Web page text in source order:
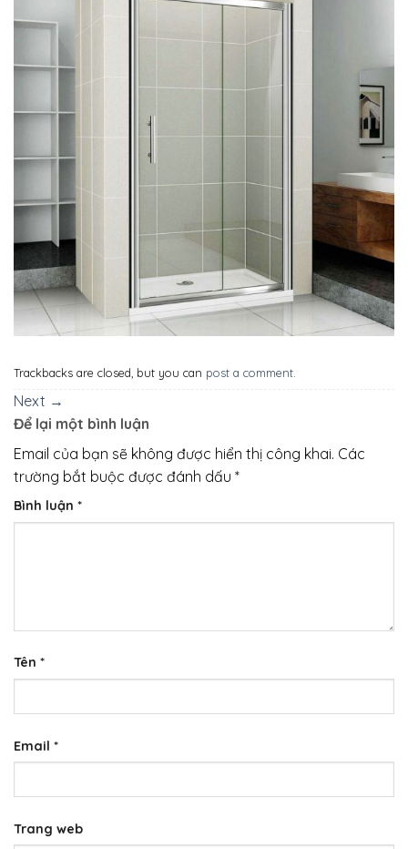
Trackbacks are closed, but you can post a comment.
Next →
Để lại một bình luận
Email của bạn sẽ không được hiển thị công khai. Các
trường bắt buộc được đánh dấu *
Bình luận *
Tên *
Email *
Trang web